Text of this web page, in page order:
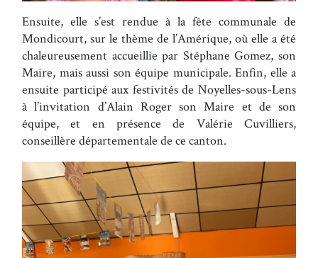
Ensuite, elle s’est rendue à la fête communale de
Mondicourt, sur le thème de l’Amérique, où elle a été
chaleureusement accueillie par Stéphane Gomez, son
Maire, mais aussi son équipe municipale. Enfin, elle a
ensuite participé aux festivités de Noyelles-sous-Lens
à l’invitation d’Alain Roger son Maire et de son
équipe, et en présence de Valérie Cuvilliers,
conseillère départementale de ce canton.